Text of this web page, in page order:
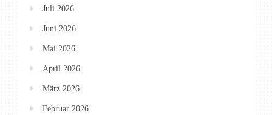
Juli 2026
Juni 2026
Mai 2026
April 2026
März 2026
Februar 2026